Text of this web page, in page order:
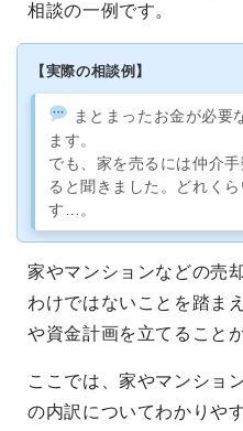
相談の一例です。
【実際の相談例】
まとまったお金が必要
ます。
でも、家を売るには仲介
ると聞きました。どれく
す…。
家やマンションなどの売
わけではないことを踏ま
や資金計画を立てること
ここでは、家やマンショ
の内訳についてわかりや